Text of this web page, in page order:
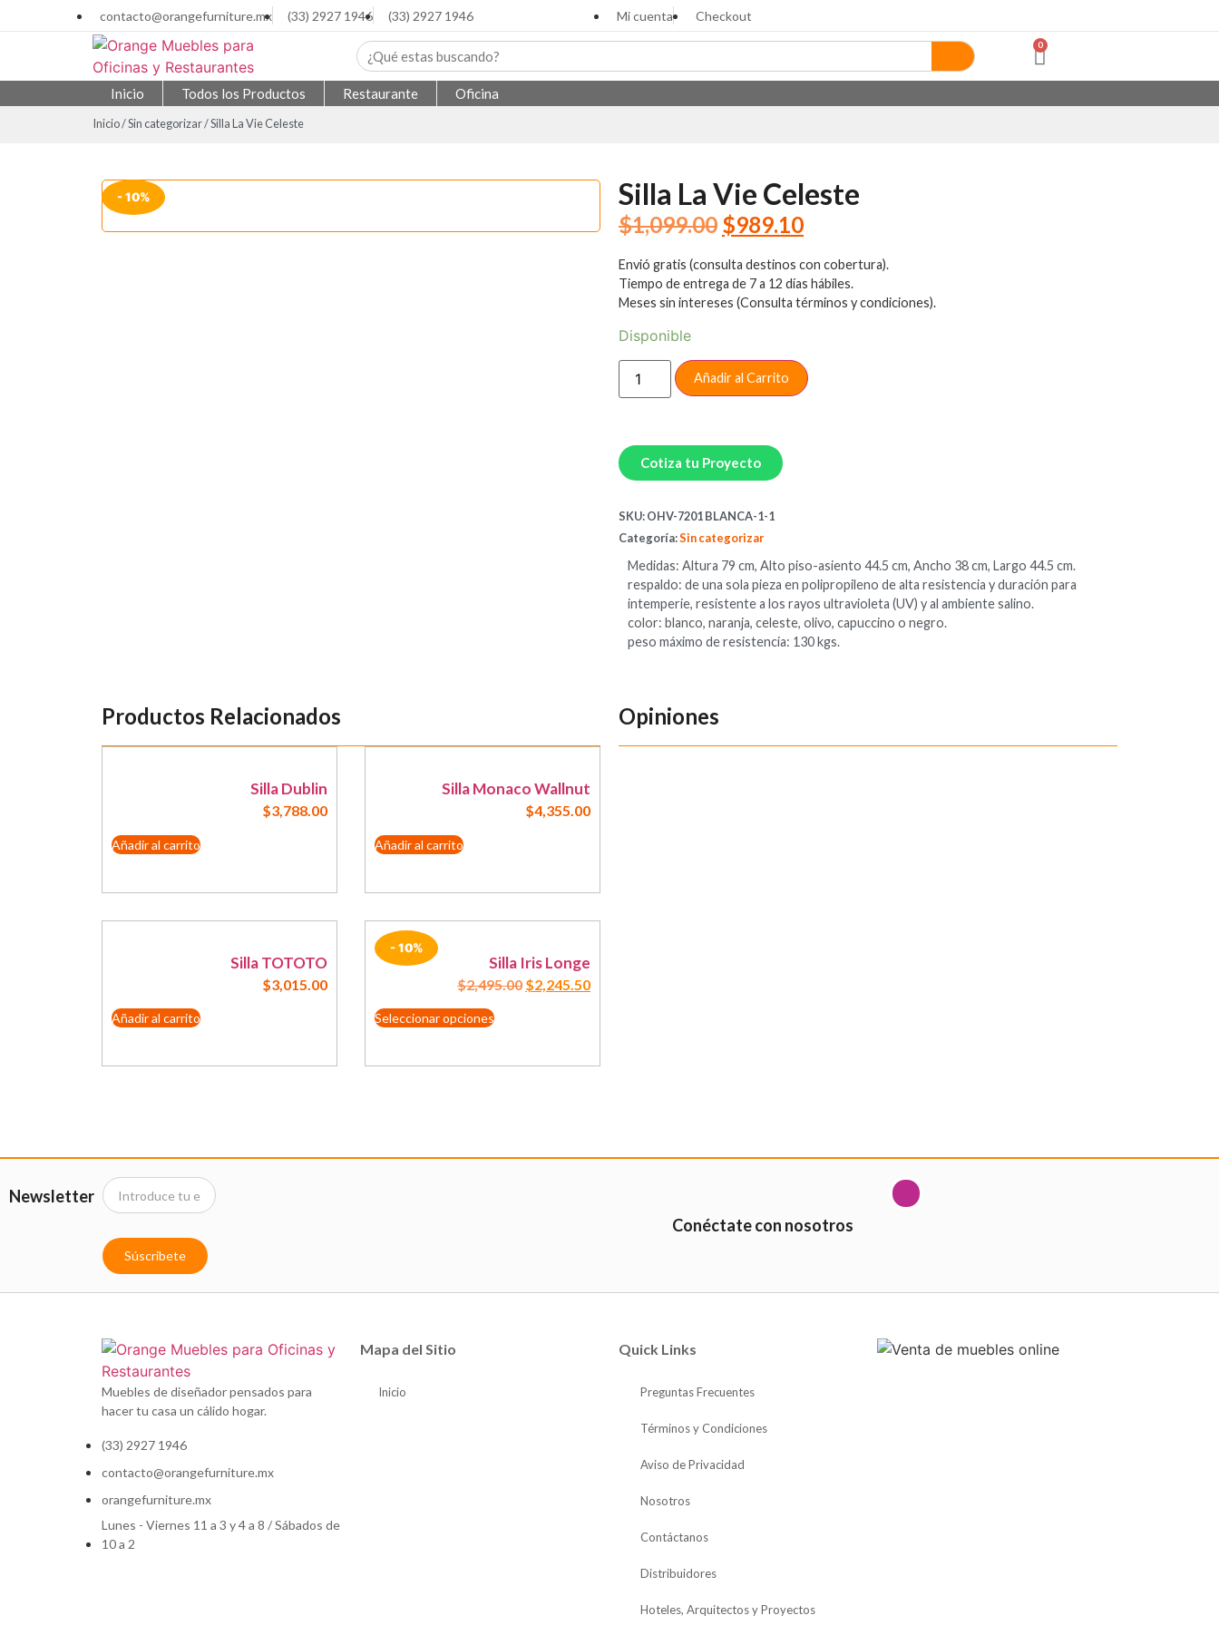
contacto@orangefurniture.mx (33) 2927 1946 (33) 2927 1946 Mi cuenta Checkout
0
Inicio Todos los Productos Restaurante Oficina
Inicio/Sin categorizar/ Silla La Vie Celeste
- 10% Silla La Vie Celeste
$1,099.00 $989.10
Envió gratis (consulta destinos con cobertura).
Tiempo de entrega de 7 a 12 días hábiles.
Meses sin intereses (Consulta términos y condiciones).
Disponible
Añadir al Carrito
Cotiza tu Proyecto
SKU:OHV-7201 BLANCA-1-1
Categoría:Sin categorizar
Medidas: Altura 79 cm, Alto piso-asiento 44.5 cm, Ancho 38 cm, Largo 44.5 cm.
respaldo: de una sola pieza en polipropileno de alta resistencia y duración para
intemperie, resistente a los rayos ultravioleta (UV) y al ambiente salino.
color: blanco, naranja, celeste, olivo, capuccino o negro.
peso máximo de resistencia: 130 kgs.
Productos Relacionados
Silla Dublin
$3,788.00
Añadir al carrito
Silla Monaco Wallnut
$4,355.00
Añadir al carrito
Silla TOTOTO
$3,015.00
Añadir al carrito
- 10%
Silla Iris Longe
$2,495.00 $2,245.50
Seleccionar opciones
Opiniones
Newsletter
Súscribete
Conéctate con nosotros
Muebles de diseñador pensados para
hacer tu casa un cálido hogar.
(33) 2927 1946
contacto@orangefurniture.mx
orangefurniture.mx
Lunes - Viernes 11 a 3 y 4 a 8 / Sábados de
10 a 2
Mapa del Sitio
Inicio
Quick Links
Preguntas Frecuentes
Términos y Condiciones
Aviso de Privacidad
Nosotros
Contáctanos
Distribuidores
Hoteles, Arquitectos y Proyectos